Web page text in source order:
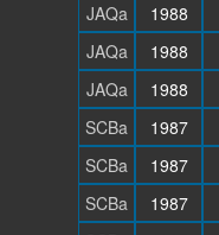
JAQa
1988
JAQa
1988
JAQa
1988
SCBa
1987
SCBa
1987
SCBa
1987